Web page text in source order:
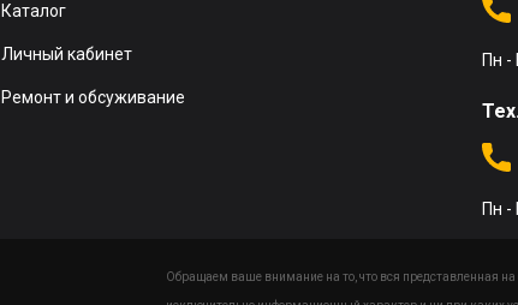
Каталог
Личный кабинет
Ремонт и обсуживание
Пн -
Пн -
Обращаем ваше внимание на то, что вся представленная